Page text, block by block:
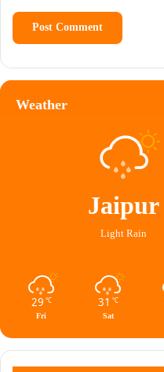
Weather
Jaipur
Light Rain
29 ℃
Fri
31 ℃
Sat